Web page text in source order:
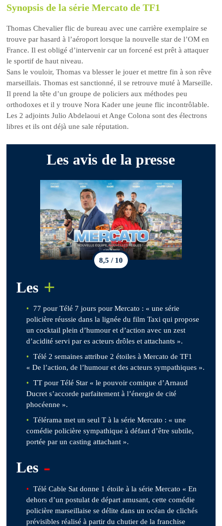
Synopsis de la série Mercato de TF1
Thomas Chevalier flic de bureau avec une carrière exemplaire se
trouve par hasard à l’aéroport lorsque la nouvelle star de l’OM en
France. Il est obligé d’intervenir car un forcené est prêt à attaquer
le sportif de haut niveau.
Sans le vouloir, Thomas va blesser le jouer et mettre fin à son rêve
marseillais. Thomas est sanctionné, il se retrouve muté à Marseille.
Il prend la tête d’un groupe de policiers aux méthodes peu
orthodoxes et il y trouve Nora Kader une jeune flic incontrôlable.
Les 2 adjoints Julio Abdelaoui et Ange Colona sont des électrons
libres et ils ont déjà une sale réputation.
Les avis de la presse
8,5 / 10
Les +
77 pour Télé 7 jours pour Mercato : « une série
policière réussie dans la lignée du film Taxi qui propose
un cocktail plein d’humour et d’action avec un zest
d’acidité servi par es acteurs drôles et attachants ».
Télé 2 semaines attribue 2 étoiles à Mercato de TF1
« De l’action, de l’humour et des acteurs sympathiques ».
TT pour Télé Star « le pouvoir comique d’Arnaud
Ducret s’accorde parfaitement à l’énergie de cité
phocéenne ».
Télérama met un seul T à la série Mercato : « une
comédie policière sympathique à défaut d’être subtile,
portée par un casting attachant ».
Les -
Télé Cable Sat donne 1 étoile à la série Mercato « En
dehors d’un postulat de départ amusant, cette comédie
policière marseillaise se délite dans un océan de clichés
prévisibles réalisé à partir du chutier de la franchise